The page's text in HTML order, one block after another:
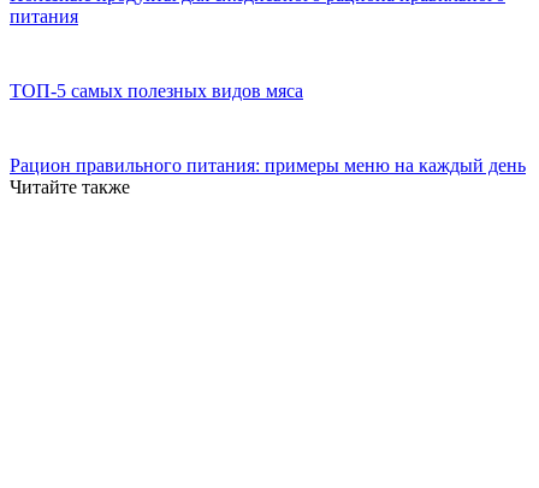
питания
ТОП-5 самых полезных видов мяса
Рацион правильного питания: примеры меню на каждый день
Читайте также